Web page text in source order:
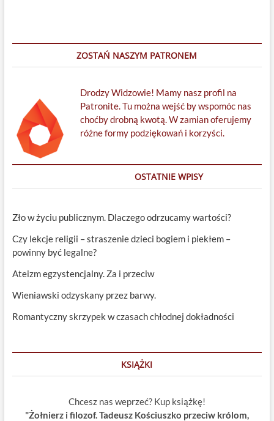
ZOSTAŃ NASZYM PATRONEM
Drodzy Widzowie! Mamy nasz profil na
Patronite. Tu można wejść by wspomóc nas
choćby drobną kwotą. W zamian oferujemy
różne formy podziękowań i korzyści.
OSTATNIE WPISY
Zło w życiu publicznym. Dlaczego odrzucamy wartości?
Czy lekcje religii – straszenie dzieci bogiem i piekłem –
powinny być legalne?
Ateizm egzystencjalny. Za i przeciw
Wieniawski odzyskany przez barwy.
Romantyczny skrzypek w czasach chłodnej dokładności
KSIĄŻKI
Chcesz nas weprzeć? Kup książkę!
"Żołnierz i filozof. Tadeusz Kościuszko przeciw królom,